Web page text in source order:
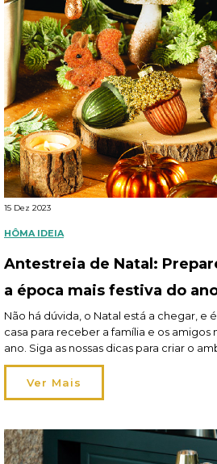
15 Dez 2023
HÔMA IDEIA
Antestreia de Natal:
a época mais festiva do
Não há dúvida, o Natal está a chegar, e
casa para receber a família e os amigos
ano. Siga as nossas dicas para criar o
que tem tudo pronto para que todos se
casa. Leia aqui o artigo […]
Ver Mais